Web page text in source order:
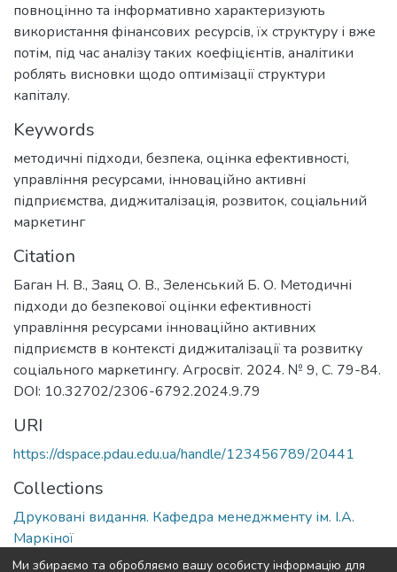
повноцінно та інформативно характеризують
використання фінансових ресурсів, їх структуру і вже
потім, під час аналізу таких коефіцієнтів, аналітики
роблять висновки щодо оптимізації структури
капіталу.
Keywords
методичні підходи, безпека, оцінка ефективності,
управління ресурсами, інноваційно активні
підприємства, диджиталізація, розвиток, соціальний
маркетинг
Citation
Баган Н. В., Заяц О. В., Зеленський Б. О. Методичні
підходи до безпекової оцінки ефективності
управління ресурсами інноваційно активних
підприємств в контексті диджиталізації та розвитку
соціального маркетингу. Агросвіт. 2024. № 9, С. 79-84.
DOI: 10.32702/2306-6792.2024.9.79
URI
https://dspace.pdau.edu.ua/handle/123456789/20441
Collections
Друковані видання. Кафедра менеджменту ім. І.А.
Маркіної
Ми збираємо та обробляємо вашу особисту інформацію для